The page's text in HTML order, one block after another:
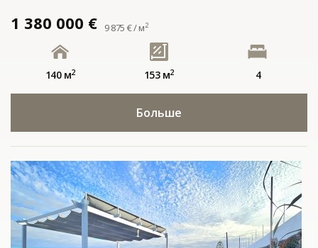
1 380 000 € 9 875 € / м2
140 м2 153 м2 4
Больше